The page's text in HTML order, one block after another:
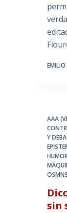
EMILIO
AAA
Y
sin